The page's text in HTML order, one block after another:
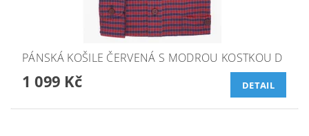
PÁNSKÁ KOŠILE ČERVENÁ S MODROU KOSTKOU D
1 099 Kč DETAIL